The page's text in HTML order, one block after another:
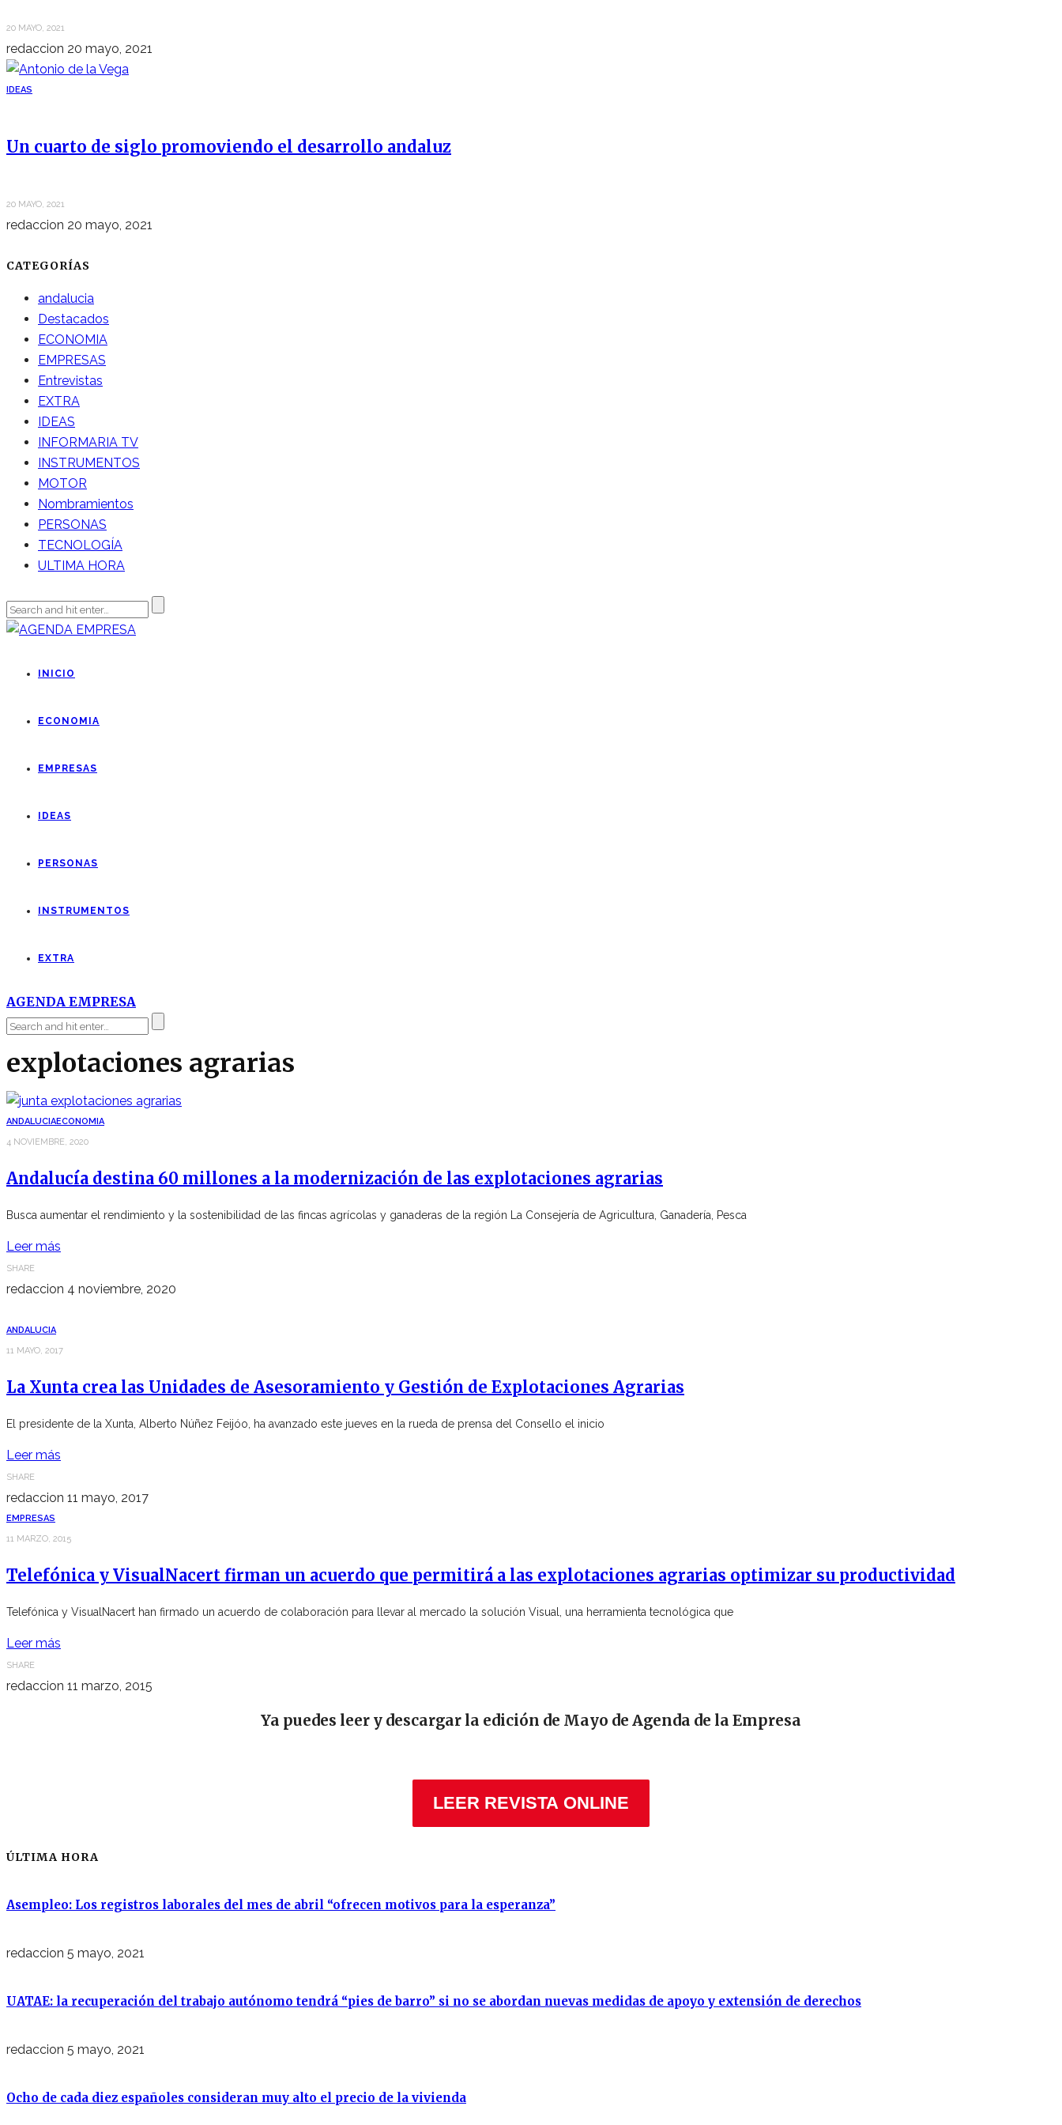
20 MAYO, 2021
redaccion 20 mayo, 2021
IDEAS
Un cuarto de siglo promoviendo el desarrollo andaluz
20 MAYO, 2021
redaccion 20 mayo, 2021
CATEGORÍAS
andalucia
Destacados
ECONOMIA
EMPRESAS
Entrevistas
EXTRA
IDEAS
INFORMARIA TV
INSTRUMENTOS
MOTOR
Nombramientos
PERSONAS
TECNOLOGÍA
ULTIMA HORA
INICIO
ECONOMIA
EMPRESAS
IDEAS
PERSONAS
INSTRUMENTOS
EXTRA
AGENDA EMPRESA
explotaciones agrarias
ANDALUCIAECONOMIA
4 NOVIEMBRE, 2020
Andalucía destina 60 millones a la modernización de las explotaciones agrarias
Busca aumentar el rendimiento y la sostenibilidad de las fincas agrícolas y ganaderas de la región La Consejería de Agricultura, Ganadería, Pesca
Leer más
SHARE
redaccion 4 noviembre, 2020
ANDALUCIA
11 MAYO, 2017
La Xunta crea las Unidades de Asesoramiento y Gestión de Explotaciones Agrarias
El presidente de la Xunta, Alberto Núñez Feijóo, ha avanzado este jueves en la rueda de prensa del Consello el inicio
Leer más
SHARE
redaccion 11 mayo, 2017
EMPRESAS
11 MARZO, 2015
Telefónica y VisualNacert firman un acuerdo que permitirá a las explotaciones agrarias optimizar su productividad
Telefónica y VisualNacert han firmado un acuerdo de colaboración para llevar al mercado la solución Visual, una herramienta tecnológica que
Leer más
SHARE
redaccion 11 marzo, 2015
Ya puedes leer y descargar la edición de Mayo de Agenda de la Empresa
LEER REVISTA ONLINE
ÚLTIMA HORA
Asempleo: Los registros laborales del mes de abril “ofrecen motivos para la esperanza”
redaccion 5 mayo, 2021
UATAE: la recuperación del trabajo autónomo tendrá “pies de barro” si no se abordan nuevas medidas de apoyo y extensión de derechos
redaccion 5 mayo, 2021
Ocho de cada diez españoles consideran muy alto el precio de la vivienda